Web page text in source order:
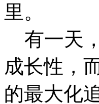
里。
有一天
成长性，
的最大化